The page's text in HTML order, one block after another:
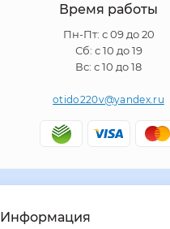
Время работы
Пн-Пт: с 09 до 20
Сб: с 10 до 19
Вс: с 10 до 18
otido220v@yandex.ru
Информация